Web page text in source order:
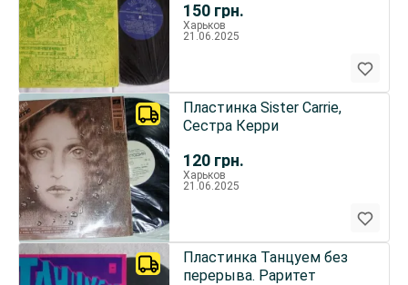
150 грн.
Харьков
21.06.2025
120 грн.
Пластинка Sister Carrie,
Сестра Керри
Харьков
21.06.2025
Пластинка Танцуем без
перерыва. Раритет